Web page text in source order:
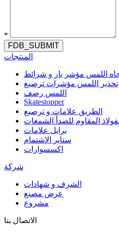
*
FDB_SUBMIT
المنتجات
اللمس مؤشر بار و شرائط
تحذير اللمس مؤشرات ترصيع
اللمس رصف
Skatestopper
الطريق علامات و ترصيع
المقاوم للصدأ الشمعات
برايل علامات
ستاير الإشتمام
اكسسوارات
شركة
الشرف و شهادات
عرض مصنع
مشروع
الاتصال بنا